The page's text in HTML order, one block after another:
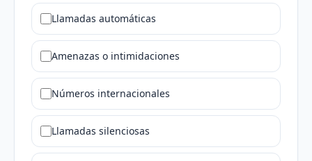
Llamadas automáticas
Amenazas o intimidaciones
Números internacionales
Llamadas silenciosas